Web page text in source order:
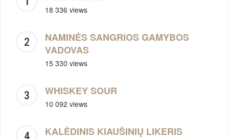
18 336 views
NAMINĖS SANGRIOS GAMYBOS
VADOVAS
15 330 views
WHISKEY SOUR
10 092 views
KALĖDINIS KIAUŠINIŲ LIKERIS